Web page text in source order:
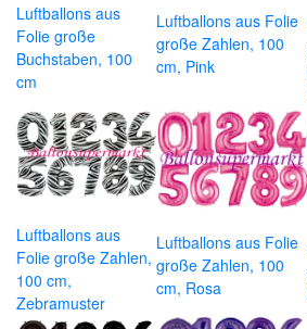
Luftballons aus
Folie große
Buchstaben, 100
cm
Luftballons aus Folie
große Zahlen, 100
cm, Pink
Luftballons aus
Folie große Zahlen,
100 cm,
Zebramuster
Luftballons aus Folie
große Zahlen, 100
cm, Rosa